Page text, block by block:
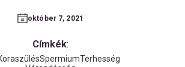
október 7, 2021
Címkék:
SpermiumTerhesség